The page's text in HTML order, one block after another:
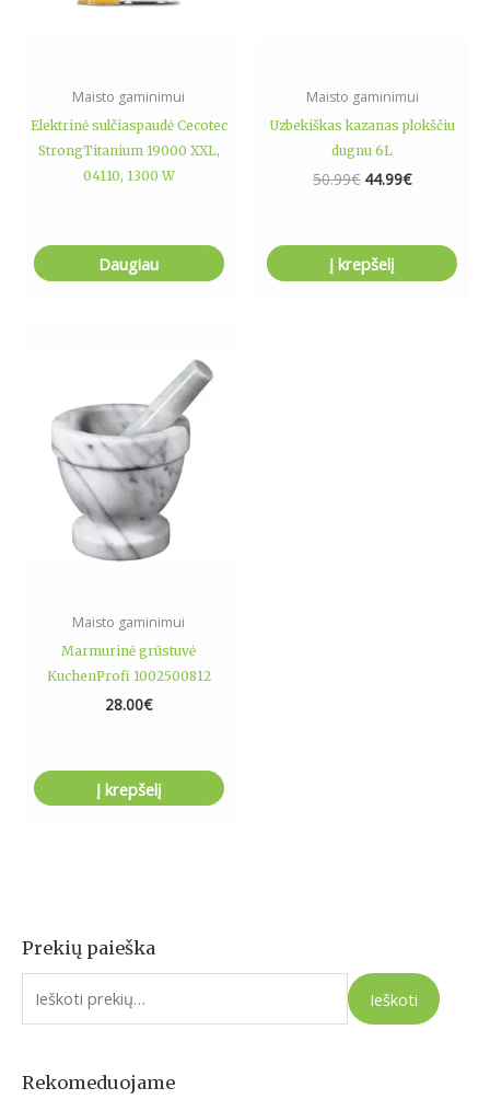
Prekių paieška
I
e
o
Ieškoti
Rekomeduojame
Maisto gaminimui
Elektrinė sulčiaspaudė Cecotec
StrongTitanium 19000 XXL,
04110, 1300 W
Daugiau
Maisto gaminimui
Uzbekiškas kazanas plokščiu
dugnu 6L
50.99€ 44.99€
Į krepšelį
Maisto gaminimui
Marmurinė grūstuvė
KuchenProfi 1002500812
28.00€
Į krepšelį